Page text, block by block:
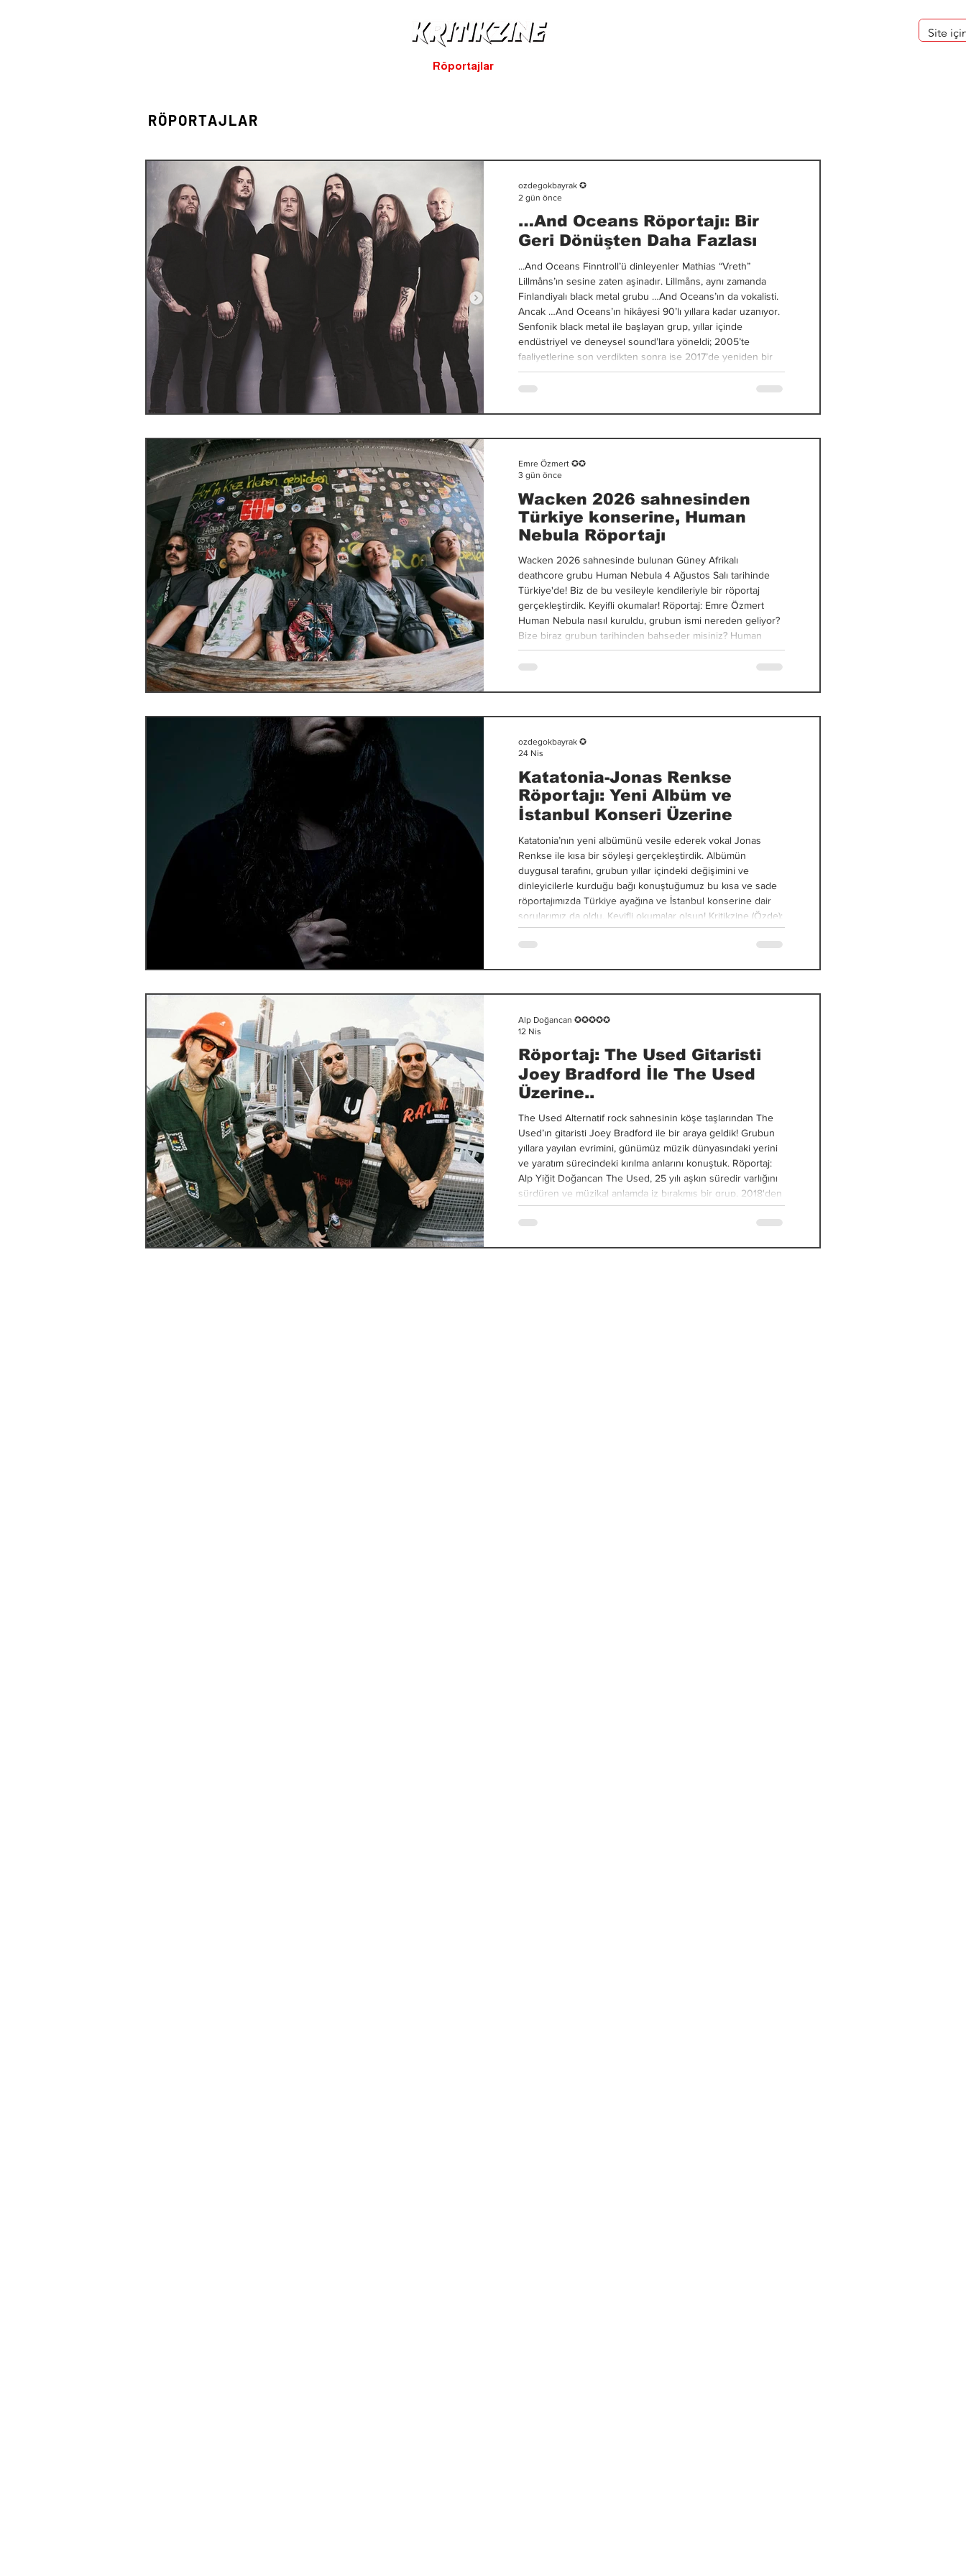
Röportajlar
RÖPORTAJLAR
…And Oceans Röportajı: Bir
Geri Dönüşten Daha Fazlası
...And Oceans Finntroll’ü dinleyenler Mathias “Vreth”
Lillmåns’ın sesine zaten aşinadır. Lillmåns, aynı zamanda
Finlandiyalı black metal grubu …And Oceans’ın da vokalisti.
Ancak …And Oceans’ın hikâyesi 90’lı yıllara kadar uzanıyor.
Senfonik black metal ile başlayan grup, yıllar içinde
endüstriyel ve deneysel sound’lara yöneldi; 2005’te
faaliyetlerine son verdikten sonra ise 2017’de yeniden bir
araya geldi. Grup son olarak 2025 yılında The Regeneration
Itinerary albümünü yayım
ozdegokbayrak ✪
2 gün önce
Wacken 2026 sahnesinden
Türkiye konserine, Human
Nebula Röportajı
Wacken 2026 sahnesinde bulunan Güney Afrikalı
deathcore grubu Human Nebula 4 Ağustos Salı tarihinde
Türkiye'de! Biz de bu vesileyle kendileriyle bir röportaj
gerçekleştirdik. Keyifli okumalar! Röportaj: Emre Özmert
Human Nebula nasıl kuruldu, grubun ismi nereden geliyor?
Bize biraz grubun tarihinden bahseder misiniz? Human
Nebula, 2017 yılında Thy Art Is Murder konserine gitmemizin
ardından kuruldu. Konser bizi o kadar derinden etkiledi ki
Emre Özmert ✪✪
3 gün önce
Katatonia-Jonas Renkse
Röportajı: Yeni Albüm ve
İstanbul Konseri Üzerine
Katatonia’nın yeni albümünü vesile ederek vokal Jonas
Renkse ile kısa bir söyleşi gerçekleştirdik. Albümün
duygusal tarafını, grubun yıllar içindeki değişimini ve
dinleyicilerle kurduğu bağı konuştuğumuz bu kısa ve sade
röportajımızda Türkiye ayağına ve İstanbul konserine dair
sorularımız da oldu. Keyifli okumalar olsun! Kritikzine (Özde):
Yeni albümü Katatonia için yeni bir bölüm olarak mı yoksa
grubun yolculuğunun doğal bir devamı olarak mı
ozdegokbayrak ✪
24 Nis
Röportaj: The Used Gitaristi
Joey Bradford İle The Used
Üzerine..
The Used Alternatif rock sahnesinin köşe taşlarından The
Used’ın gitaristi Joey Bradford ile bir araya geldik! Grubun
yıllara yayılan evrimini, günümüz müzik dünyasındaki yerini
ve yaratım sürecindeki kırılma anlarını konuştuk. Röportaj:
Alp Yiğit Doğancan The Used, 25 yılı aşkın süredir varlığını
sürdüren ve müzikal anlamda iz bırakmış bir grup. 2018'den
beri 8 yıldır grubun üyesisiniz. Bu 8 yılı nasıl
değerlendirirsiniz? - Şimdiye kadar inanılmaz bir yolculuk
Alp Doğancan ✪✪✪✪✪
12 Nis